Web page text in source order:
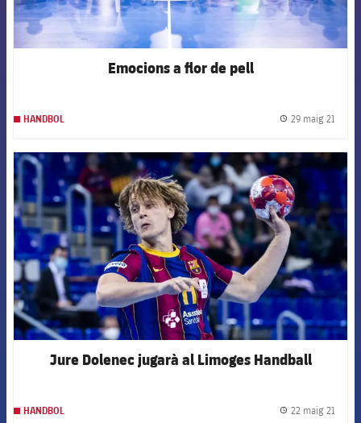
Emocions a flor de pell
HANDBOL 29 maig 21
FCB Barcelona badge
Jure Dolenec jugarà al Limoges Handball
HANDBOL 22 maig 21